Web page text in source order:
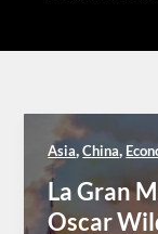
Asia,China,
La Gran
Oscar